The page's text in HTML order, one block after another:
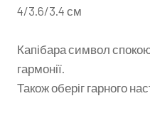
4/3.6/3.4 см
Капібара символ
гармонії.
Також оберіг гарного